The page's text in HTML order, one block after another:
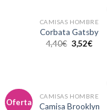
CAMISAS HOMBRE
Corbata Gatsby
4,40€ 3,52€
Oferta
CAMISAS HOMBRE
Camisa Brooklyn